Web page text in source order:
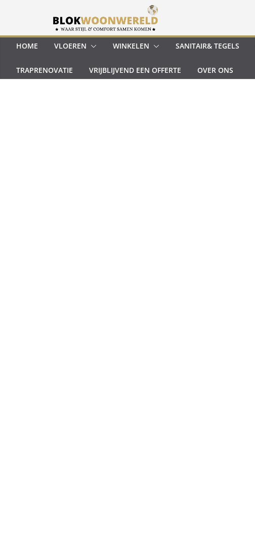
inhoudHOME VLOEREN WINKELEN SANITAIR& TEGELS
TRAPRENOVATIE VRIJBLIJVEND EEN OFFERTE OVER ONS